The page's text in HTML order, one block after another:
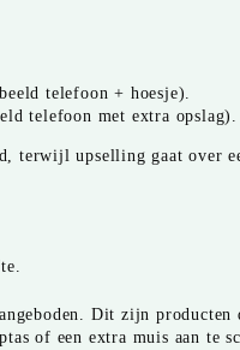
telefoon + hoesje).
telefoon met extra opslag).
upselling gaat over
Dit zijn
of een extra muis aan te